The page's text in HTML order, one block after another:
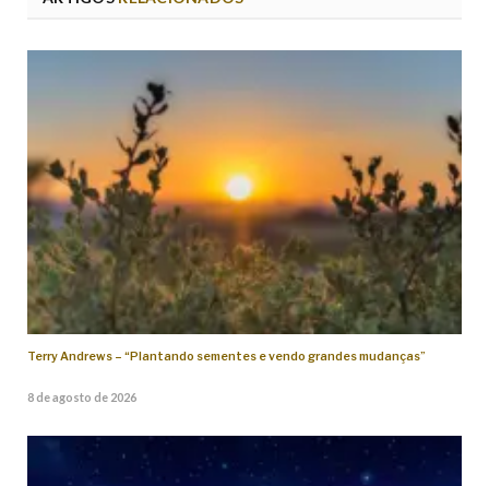
Terry Andrews – “Plantando sementes e vendo grandes mudanças”
8 de agosto de 2026